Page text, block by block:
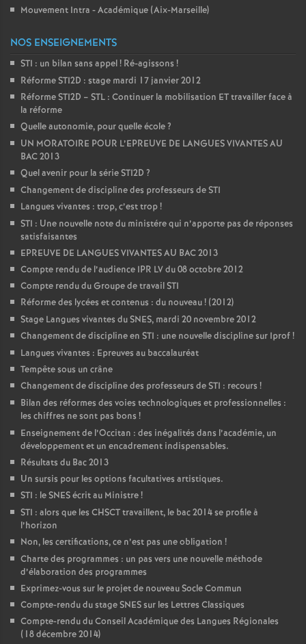
Mouvement Intra - Académique (Aix-Marseille)
NOS ENSEIGNEMENTS
STI : un bilan sans appel! Ré-agissons !
Réforme STI2D : stage mardi 17 janvier 2012
Réforme STI2D – STL : Continuer la mobilisation ET travailler face à
la réforme
Quelle autonomie, pour quelle école?
UN MORATOIRE POUR L’EPREUVE DE LANGUES VIVANTES AU
BAC 2013
Quel avenir pour la série STI2D ?
Changement de discipline des professeurs de STI
Langues vivantes : trop, c’est trop!
STI : Une nouvelle note du ministére qui n’apporte pas de réponses
satisfaisantes
EPREUVE DE LANGUES VIVANTES AU BAC 2013
Compte rendu de l’audience IPR LV du 08 octobre 2012
Compte rendu du Groupe de travail STI
Réforme des lycées et contenus : du nouveau! (2012)
Stage Langues vivantes du SNES, mardi 20 novembre 2012
Changement de discipline en STI : une nouvelle discipline sur Iprof!
Langues vivantes : Epreuves au baccalauréat
Tempête sous un crâne
Changement de discipline des professeurs de STI : recours !
Bilan des réformes des voies technologiques et professionnelles :
les chiffres ne sont pas bons !
Enseignement de l’Occitan : des inégalités dans l’académie, un
développement et un encadrement indispensables.
Résultats du Bac 2013
Un sursis pour les options facultatives artistiques.
STI : le SNES écrit au Ministre!
STI : alors que les CHSCT travaillent, le bac 2014 se profile à
l’horizon
Non, les certifications, ce n’est pas une obligation !
Charte des programmes : un pas vers une nouvelle méthode
d’élaboration des programmes
Exprimez-vous sur le projet de nouveau Socle Commun
Compte-rendu du stage SNES sur les Lettres Classiques
Compte-rendu du Conseil Académique des Langues Régionales
(18 décembre 2014)